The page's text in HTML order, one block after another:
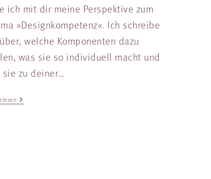
ich mit dir meine Perspektive zum
»Designkompetenz«. Ich schreibe
welche Komponenten dazu
was sie so individuell macht und
sie zu deiner…